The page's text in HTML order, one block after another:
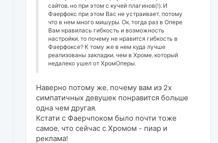
сайтов, но при этом с кучей плагинов(!). И
Фаерфокс при этом Вас не устраивает, потому
что в нем много мишуры. Ок, тогда раз в Опере
Вам нравилась гибкость и возможность
настройки, то почему не нравится гибкость в
Фаерфоксе? К тому же в нем куда лучше
реализованы закладки, чем в Хроме, который
недалеко ушел от ХромОперы.
Наверно потому же, почему вам из 2х
симпатичных девушек понравится больше
одна чем другая.
Кстати с Фаерчпоком было почти тоже
самое, что сейчас с Хромом - пиар и
реклама!